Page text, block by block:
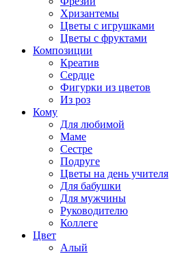
Хризантемы
Цветы с игрушками
Цветы с фруктами
Композиции
Креатив
Сердце
Фигурки из цветов
Из роз
Кому
Для любимой
Маме
Сестре
Подруге
Цветы на день учителя
Для бабушки
Для мужчины
Руководителю
Коллеге
Цвет
Алый